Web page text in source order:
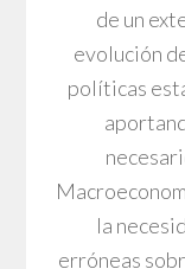
de un
evolución
políticas
la
erróneas